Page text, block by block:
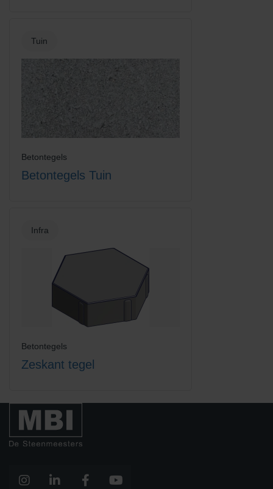
Tuin
Betontegels
Betontegels Tuin
Infra
Betontegels
Zeskant tegel